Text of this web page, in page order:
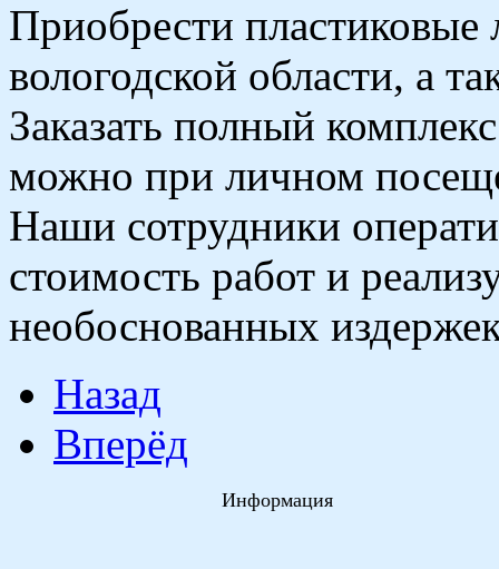
Приобрести
вологодской области, а
Заказать полный
можно при личном
Наши сотрудники
стоимость работ и
необоснованных
Назад
Вперёд
Информация